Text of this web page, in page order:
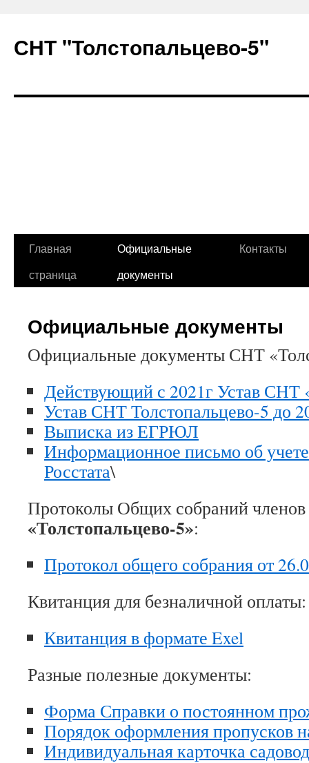
СНТ "Толстопальцево-5"
Перейти
Главная
страница
Официальные
документы
Контакты
Официальные документы
Официальные документы СНТ
Действующий с 2021г Устав СНТ
Устав СНТ Толстопальцево-5 до
Выписка из ЕГРЮЛ
Информационное письмо об учете
Росстата\
Протоколы Общих собраний
«Толстопальцево-5»:
Протокол общего собрания от
Квитанция для безналичной оплаты:
Квитанция в формате Exel
Разные полезные документы:
Форма Справки о постоянном
Порядок оформления пропусков
Индивидуальная карточка